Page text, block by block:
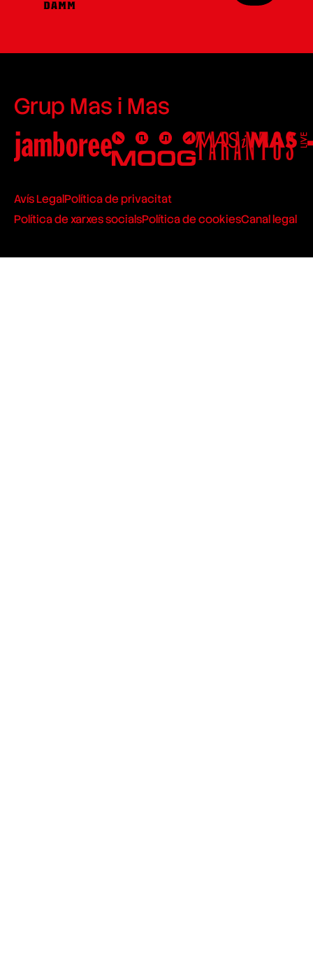
Grup Mas i Mas
Avís LegalPolítica de privacitat
Política de xarxes socialsPolítica de cookiesCanal legal